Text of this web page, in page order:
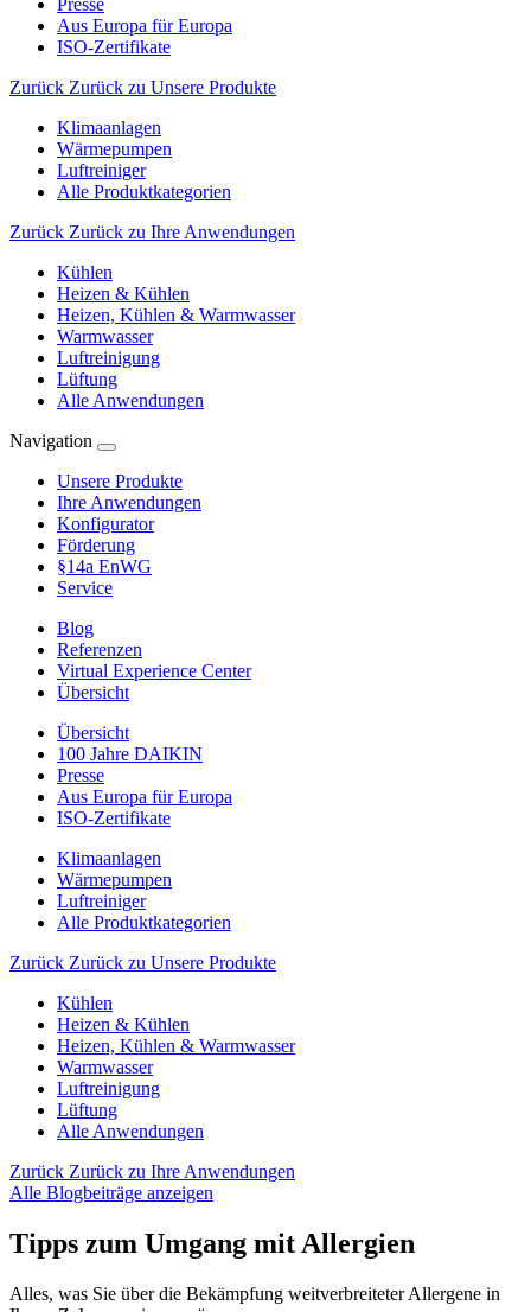
Presse
Aus Europa für Europa
ISO-Zertifikate
Zurück Zurück zu Unsere Produkte
Klimaanlagen
Wärmepumpen
Luftreiniger
Alle Produktkategorien
Zurück Zurück zu Ihre Anwendungen
Kühlen
Heizen & Kühlen
Heizen, Kühlen & Warmwasser
Warmwasser
Luftreinigung
Lüftung
Alle Anwendungen
Navigation
Unsere Produkte
Ihre Anwendungen
Konfigurator
Förderung
§14a EnWG
Service
Blog
Referenzen
Virtual Experience Center
Übersicht
Übersicht
100 Jahre DAIKIN
Presse
Aus Europa für Europa
ISO-Zertifikate
Klimaanlagen
Wärmepumpen
Luftreiniger
Alle Produktkategorien
Zurück Zurück zu Unsere Produkte
Kühlen
Heizen & Kühlen
Heizen, Kühlen & Warmwasser
Warmwasser
Luftreinigung
Lüftung
Alle Anwendungen
Zurück Zurück zu Ihre Anwendungen
Alle Blogbeiträge anzeigen
Tipps zum Umgang mit Allergien
Alles, was Sie über die Bekämpfung weitverbreiteter Allergene in